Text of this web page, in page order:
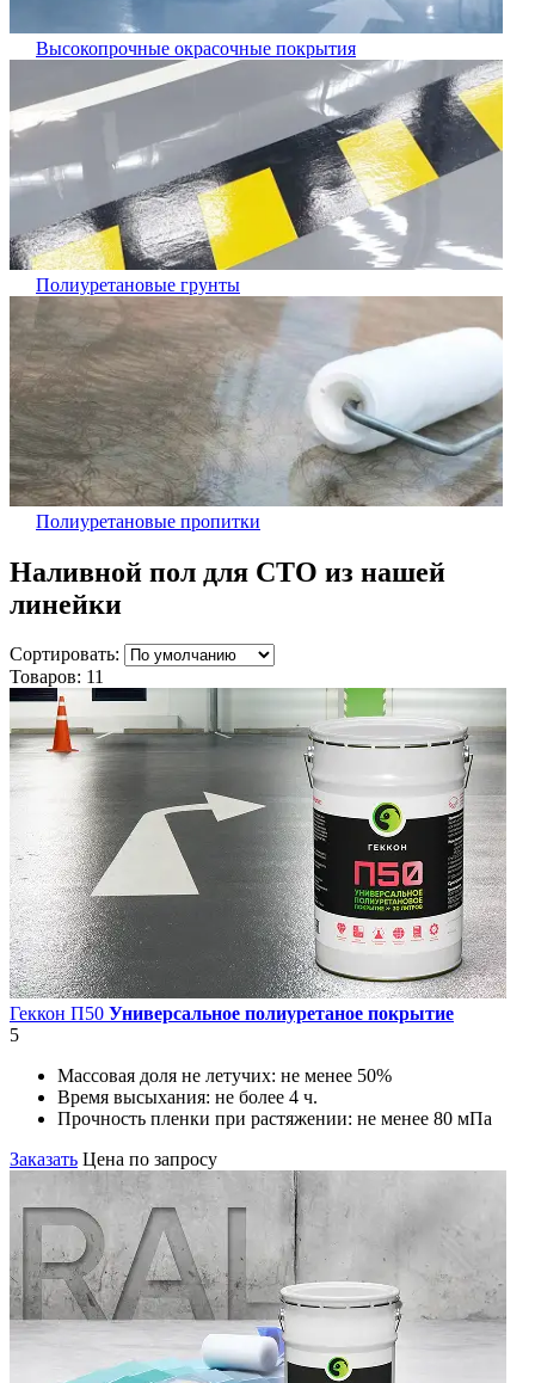
Высокопрочные окрасочные покрытия
Полиуретановые грунты
Полиуретановые пропитки
Наливной пол для СТО из нашей
линейки
Сортировать:
Товаров: 11
Геккон П50 Универсальное полиуретаное покрытие
5
Массовая доля не летучих: не менее 50%
Время высыхания: не более 4 ч.
Прочность пленки при растяжении: не менее 80 мПа
Заказать Цена по запросу